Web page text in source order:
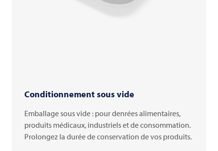
Conditionnement sous vide
Emballage sous vide : pour denrées alimentaires,
produits médicaux, industriels et de consommation.
Prolongez la durée de conservation de vos produits.